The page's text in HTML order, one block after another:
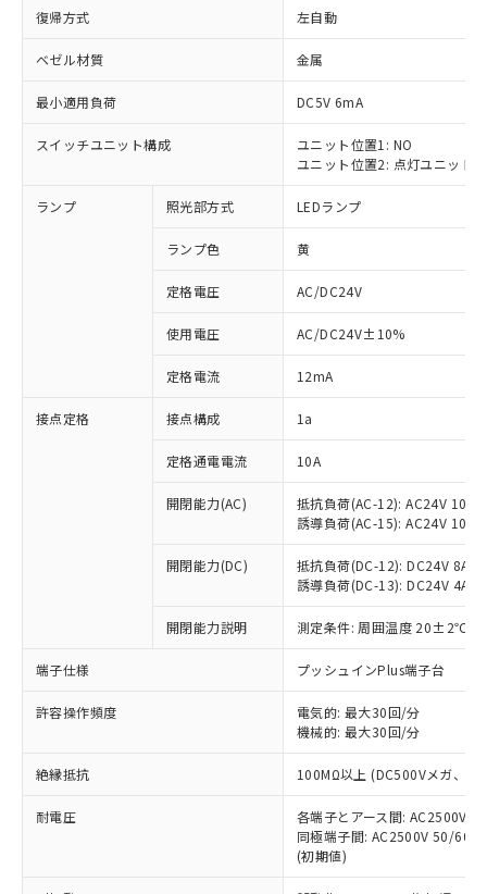
復帰方式 左自動
ベゼル材質 金属
最小適用負荷 DC5V 6mA
スイッチユニット構成
ユニット位置1: NO
ユニット位置2: 点灯ユニット
ランプ 照光部方式 LEDランプ
ランプ色 黄
定格電圧 AC/DC24V
使用電圧 AC/DC24V±10%
定格電流 12mA
接点定格 接点構成 1a
定格通電電流 10A
開閉能力(AC)
抵抗負荷(AC-12): AC24V 10A/
誘導負荷(AC-15): AC24V
開閉能力(DC)
抵抗負荷(DC-12): DC24V 8A/
誘導負荷(DC-13): DC24V 4A/
開閉能力説明 測定条件: 周囲温度 20±2℃、
端子仕様 プッシュインPlus端子台
許容操作頻度
電気的: 最大30回/分
機械的: 最大30回/分
絶縁抵抗 100MΩ以上 (DC500Vメガ、点
耐電圧
各端子とアース間: AC2500V
同極端子間: AC2500V 50/
(初期値)
ご利用条件
以下の条件をお読みいただき、同意のうえ
ご利用ください。
本サービスは、当社制御機器事業取扱
商品の当社在庫状況および標準価格
(税抜)を提供させていただくもので
当社制御機器事業取扱商品の中には、
本サービスの対象外となる商品もある
ことをご了承ください。
在庫状況および標準価格照会結果は、
記載している更新日時点での社内デー
タに基づき作成されるものであり、閲
覧された時点での実際の在庫および標
準価格とは異なる場合があることをご
※1 対応状況
対応済み：EU RoHS指令（10物質）の
非含有に対応した製品が提供可能な商品で
対応予定：EU RoHS指令（10物質）の非含
有に対応した製品に切り替える予定のある
対応予定なし：EU RoHS指令（10物質）の
非含有に非対応の商品で、対応品を出す予
定はありません。
調査・確認中：EU RoHS指令（10物質）の
非含有の対応状況を調査中または確認中の
非該当品：ライセンス料など無形物で、有
害物質有無と関係のない商品です。
仕入先様の事情により、非含有部品として
いたものが、含有品と判明した場合などや
むを得ず変更することがあります。
鉛(Pb) 1000ppm以下、 水銀(Hg) 1000ppm以下、 カド
六価クロム(Cr(Ⅵ)) 1000ppm以下、ポリ臭化ビフェニル
類(PBB) 1000ppm以下、ポリ臭化ジフェニルエーテル類
(PBDE) 1000ppm以下、フタル酸ビス(2-エチルヘキシ
※1 中国RoHS○×表
「○」：最大均質材料含有率が中国RoHSの
基準値以下であることを示します。
「×」：最大均質材料含有率が中国RoHSの
基準値を超えていることを示します。
「－」：未確認です。当社販売部門へお問
い合わせください。
*中国RoHS10物質の基準値 (GB/T26572)：
Pb(鉛) :1000ppm、 Hg(水銀) : 1000ppm、 Cd(カドミウ
Cr(Ⅵ)(六価クロム) : 1000ppm、 PBBs(ポリ臭化ビフェ
当社は、これら貴社製品のうち、外国
為替および外国貿易法に定める商品
（以下｢規制貨物等」という）を輸出
国政府の輸出許可(または役務取引許
可)を取得するなどの必要な手続きを